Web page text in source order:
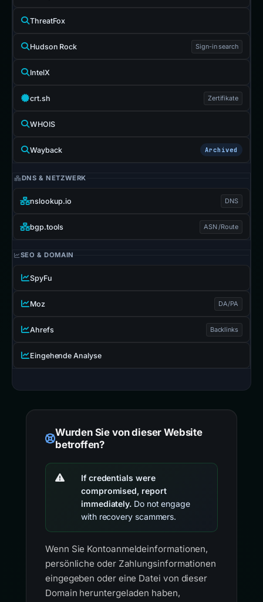
ThreatFox
Hudson Rock Sign-in search
IntelX
crt.sh Zertifikate
WHOIS
Wayback Archived
DNS & NETZWERK
nslookup.io DNS
bgp.tools ASN /Route
SEO & DOMAIN
SpyFu
Moz DA/PA
Ahrefs Backlinks
Eingehende Analyse
Wurden Sie von dieser Website
betroffen?
If credentials were
compromised, report
immediately. Do not engage
with recovery scammers.
Wenn Sie Kontoanmeldeinformationen,
persönliche oder Zahlungsinformationen
eingegeben oder eine Datei von dieser
Domain heruntergeladen haben,